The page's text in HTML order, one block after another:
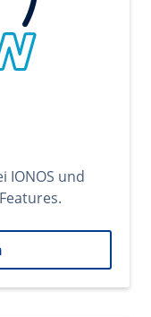
IONOS und